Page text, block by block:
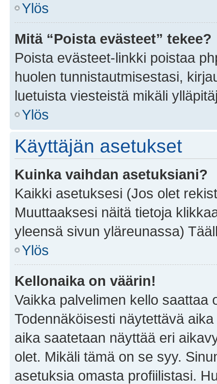
Ylös
Mitä “Poista evästeet” tekee?
Poista evästeet-linkki poistaa
huolen tunnistautmisestasi,
luetuista viesteistä mikäli
Ylös
Käyttäjän asetukset
Kuinka vaihdan asetuksiani?
Kaikki asetuksesi (Jos olet
Muuttaaksesi näitä tietoja
yleensä sivun yläreunassa)
Ylös
Kellonaika on väärin!
Vaikka palvelimen kello saattaa
Todennäköisesti näytettävä
aika saatetaan näyttää eri
olet. Mikäli tämä on se syy.
asetuksia omasta profiilistasi.